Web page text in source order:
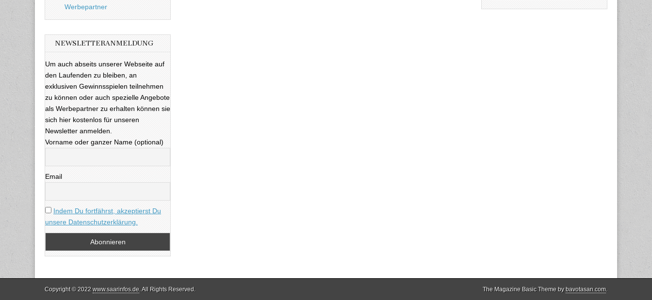
Werbepartner
NEWSLETTERANMELDUNG
Um auch abseits unserer Webseite auf
den Laufenden zu bleiben, an
exklusiven Gewinnsspielen teilnehmen
zu können oder auch spezielle Angebote
als Werbepartner zu erhalten können sie
sich hier kostenlos für unseren
Newsletter anmelden.
Vorname oder ganzer Name (optional)
Email
Indem Du fortfährst, akzeptierst Du
unsere Datenschutzerklärung.
Copyright © 2022 www.saarinfos.de. All Rights Reserved. The Magazine Basic Theme bybavotasan.com.